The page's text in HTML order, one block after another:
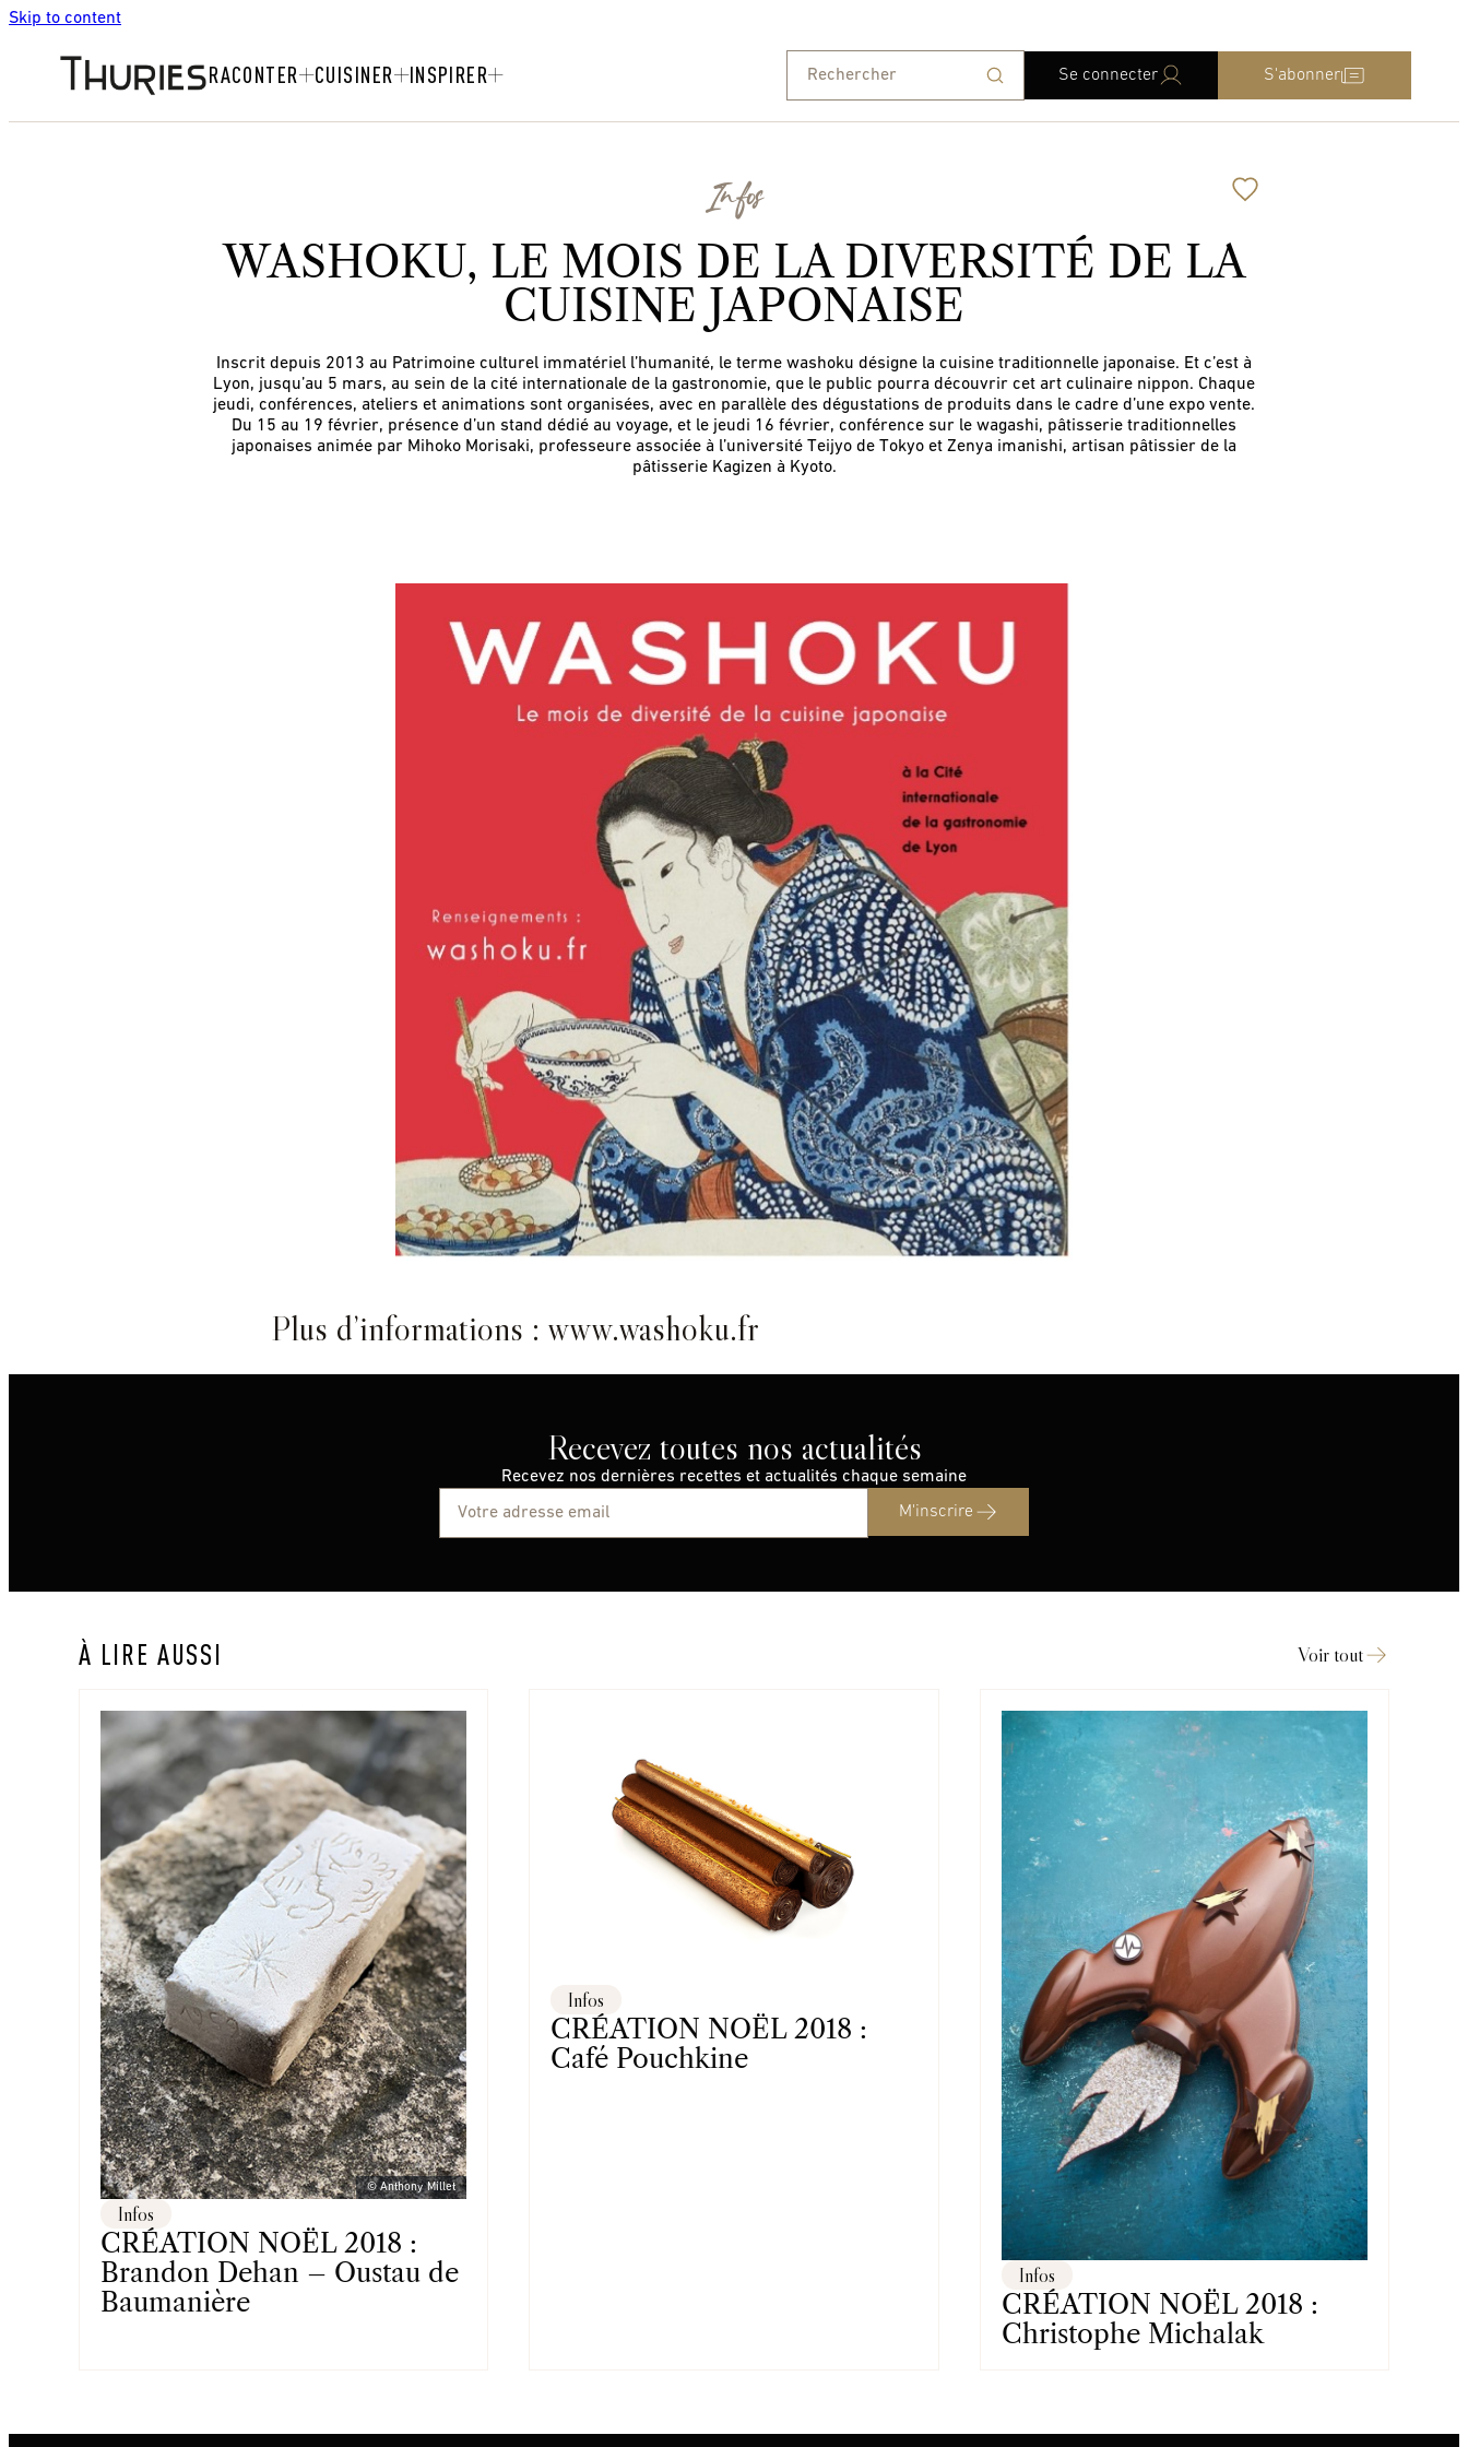
Skip to content
RACONTER CUISINER INSPIRER Se connecter S'abonner
Infos
WASHOKU, LE MOIS DE LA DIVERSITÉ DE LA
CUISINE JAPONAISE
Inscrit depuis 2013 au Patrimoine culturel immatériel l’humanité, le terme washoku désigne la cuisine traditionnelle japonaise. Et c’est à
Lyon, jusqu’au 5 mars, au sein de la cité internationale de la gastronomie, que le public pourra découvrir cet art culinaire nippon. Chaque
jeudi, conférences, ateliers et animations sont organisées, avec en parallèle des dégustations de produits dans le cadre d’une expo vente.
Du 15 au 19 février, présence d’un stand dédié au voyage, et le jeudi 16 février, conférence sur le wagashi, pâtisserie traditionnelles
japonaises animée par Mihoko Morisaki, professeure associée à l’université Teijyo de Tokyo et Zenya imanishi, artisan pâtissier de la
pâtisserie Kagizen à Kyoto.
Plus d’informations : www.washoku.fr
Recevez toutes nos actualités
Recevez nos dernières recettes et actualités chaque semaine
M'inscrire
À LIRE AUSSI Voir tout
© Anthony Millet
Infos
CRÉATION NOËL 2018 :
Brandon Dehan – Oustau de
Baumanière
Infos
CRÉATION NOËL 2018 :
Café Pouchkine
Infos
CRÉATION NOËL 2018 :
Christophe Michalak